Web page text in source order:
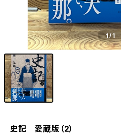
1/1
史記 愛蔵版（2）